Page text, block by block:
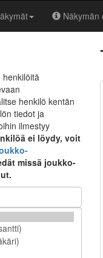
Näkymän
henkilöitä
henkilö kentän
tiedot ja
ilmestyy
ei löydy, voit
missä joukko-